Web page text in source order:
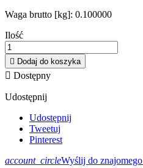
Waga brutto [kg]: 0.100000
Ilość
 Dodaj do koszyka
 Dostępny
Udostępnij
Udostępnij
Tweetuj
Pinterest
account_circleWyślij do znajomego